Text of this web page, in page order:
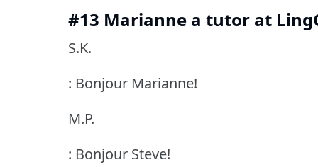
#13 Marianne a tutor at
S.K.
: Bonjour Marianne!
M.P.
: Bonjour Steve!